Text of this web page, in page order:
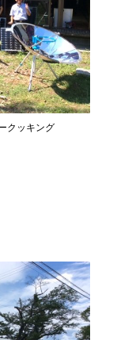
クッキング